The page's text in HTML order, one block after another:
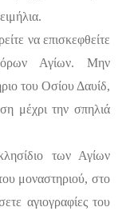
να επισκεφθείτε
Αγίων. Μην
του Οσίου Δαυίδ,
μέχρι την σπηλιά
των Αγίων
μοναστηριού, στο
αγιογραφίες του